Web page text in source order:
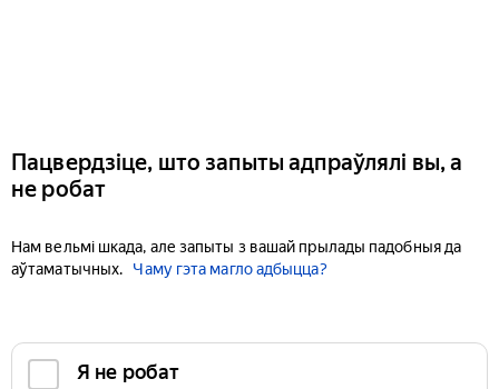
Пацвердзіце, што запыты адпраўлялі вы, а
не робат
Нам вельмі шкада, але запыты з вашай прылады падобныя да
аўтаматычных.
Чаму гэта магло адбыцца?
Я не робат